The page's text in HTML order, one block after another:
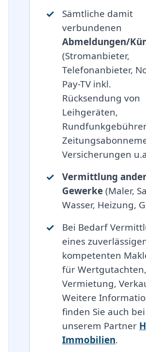
Sämtliche damit
verbundenen
Abmeldungen/
(Stromanbieter,
Telefonanbieter,
Pay-TV inkl.
Rücksendung von
Leihgeräten,
Versicherungen
Vermittlung
Gewerke(Maler,
Wasser, Heizung,
Bei Bedarf
eines
kompetenten
für Wertgutachten,
Vermietung,
Weitere
finden Sie auch bei
unserem Partner
Immobilien.